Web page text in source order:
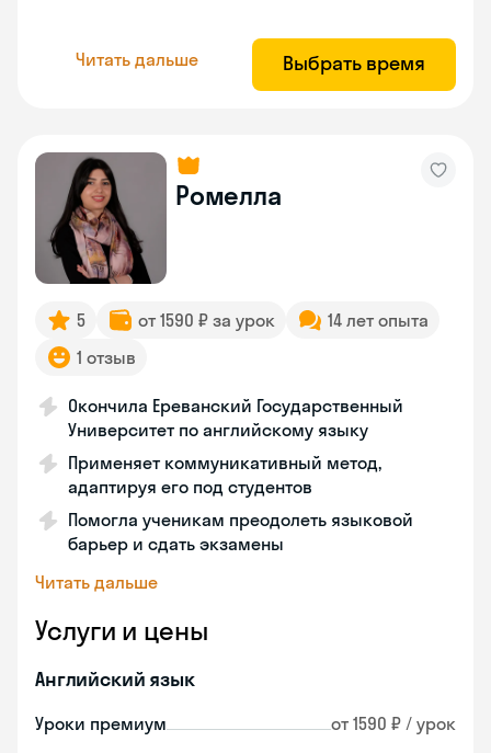
Читать дальше Выбрать время
Ромелла
5 от 1590 ₽ за урок
14 лет опыта
1 отзыв
Окончила Ереванский Государственный
Университет по английскому языку
Применяет коммуникативный метод,
адаптируя его под студентов
Помогла ученикам преодолеть языковой
барьер и сдать экзамены
Читать дальше
Услуги и цены
Английский язык
Уроки премиум от 1590 ₽ / урок